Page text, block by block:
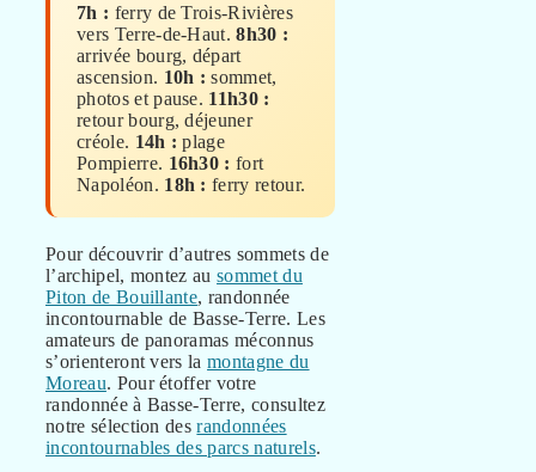
7h : ferry de Trois-Rivières
vers Terre-de-Haut.8h30 :
arrivée bourg, départ
ascension. 10h : sommet,
photos et pause. 11h30 :
retour bourg, déjeuner
créole. 14h : plage
Pompierre. 16h30 : fort
Napoléon. 18h : ferry retour.
Pour découvrir d’autres sommets de
l’archipel, montez ausommet du
Piton de Bouillante, randonnée
incontournable de Basse-Terre. Les
amateurs de panoramas méconnus
s’orienteront vers lamontagne du
Moreau. Pour étoffer votre
randonnée à Basse-Terre, consultez
notre sélection desrandonnées
incontournables des parcs naturels.